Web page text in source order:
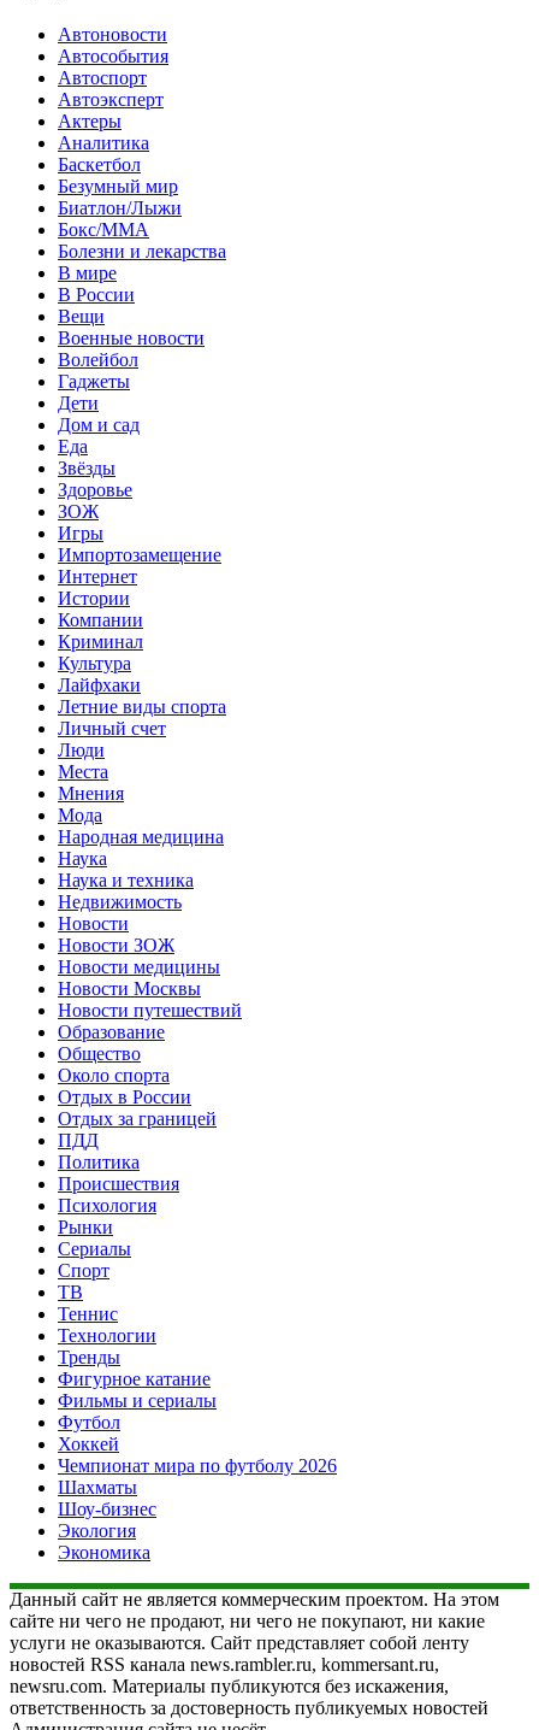
Автоновости
Автособытия
Автоспорт
Автоэксперт
Актеры
Аналитика
Баскетбол
Безумный мир
Биатлон/Лыжи
Бокс/MMA
Болезни и лекарства
В мире
В России
Вещи
Военные новости
Волейбол
Гаджеты
Дети
Дом и сад
Еда
Звёзды
Здоровье
ЗОЖ
Игры
Импортозамещение
Интернет
Истории
Компании
Криминал
Культура
Лайфхаки
Летние виды спорта
Личный счет
Люди
Места
Мнения
Мода
Народная медицина
Наука
Наука и техника
Недвижимость
Новости
Новости ЗОЖ
Новости медицины
Новости Москвы
Новости путешествий
Образование
Общество
Около спорта
Отдых в России
Отдых за границей
ПДД
Политика
Происшествия
Психология
Рынки
Сериалы
Спорт
ТВ
Теннис
Технологии
Тренды
Фигурное катание
Фильмы и сериалы
Футбол
Хоккей
Чемпионат мира по футболу 2026
Шахматы
Шоу-бизнес
Экология
Экономика
Данный сайт не является коммерческим проектом. На этом
сайте ни чего не продают, ни чего не покупают, ни какие
услуги не оказываются. Сайт представляет собой ленту
новостей RSS канала news.rambler.ru, kommersant.ru,
newsru.com. Материалы публикуются без искажения,
ответственность за достоверность публикуемых новостей